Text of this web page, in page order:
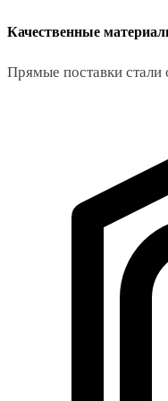
Качественные
Прямые поставки